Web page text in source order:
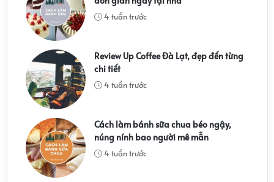
4 tuần trước
Review Up Coffee Đà Lạt, đẹp đến từng
chi tiết
4 tuần trước
Cách làm bánh sữa chua béo ngậy,
núng nính bao người mê mẫn
4 tuần trước